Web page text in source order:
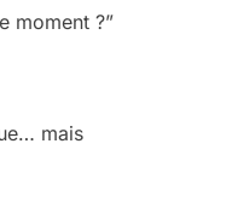
moment ?”
mais